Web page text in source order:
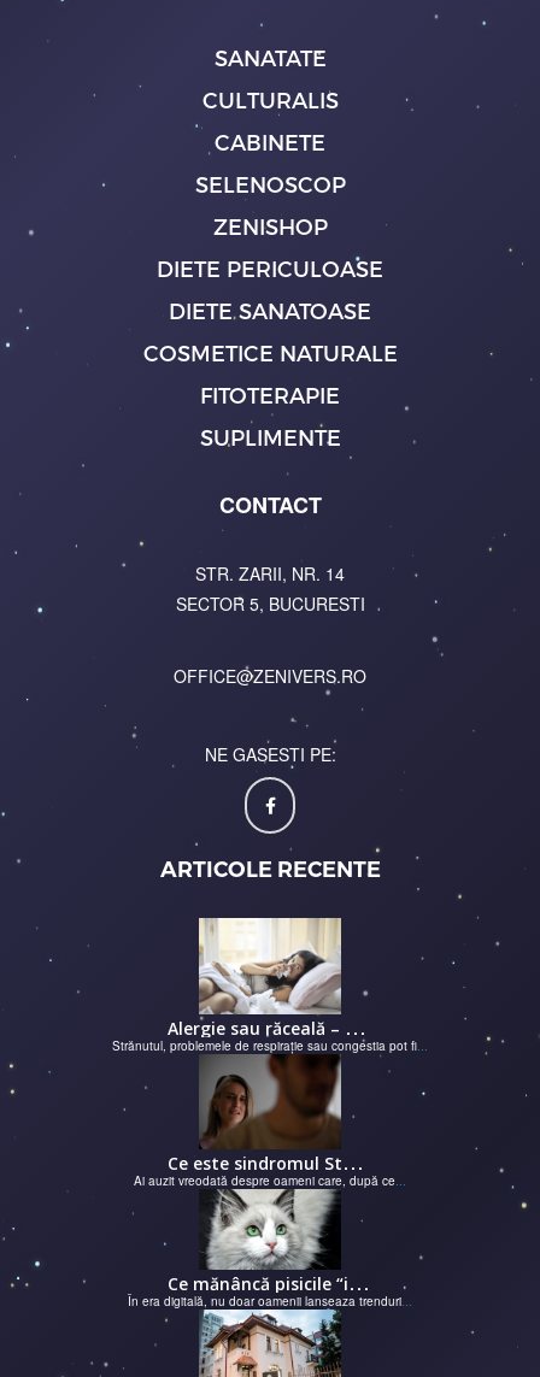
SANATATE
CULTURALIS
CABINETE
SELENOSCOP
ZENISHOP
DIETE PERICULOASE
DIETE SANATOASE
COSMETICE NATURALE
FITOTERAPIE
SUPLIMENTE
CONTACT
STR. ZARII, NR. 14
SECTOR 5, BUCURESTI
OFFICE@ZENIVERS.RO
NE GASESTI PE:
ARTICOLE RECENTE
A
lergie sau răceală – cum îţi dai seama de ce suferi și de ce conteaz...
Strănutul, problemele de respirație sau congestia pot fi
C
e este sindromul Stockholm și de ce victimele își apără agresorii.
Ai auzit vreodată despre oameni care, după ce
C
e mănâncă pisicile “influencer” pe Instagram? Hrana lor virală
În era digitală, nu doar oamenii lanseaza trenduri